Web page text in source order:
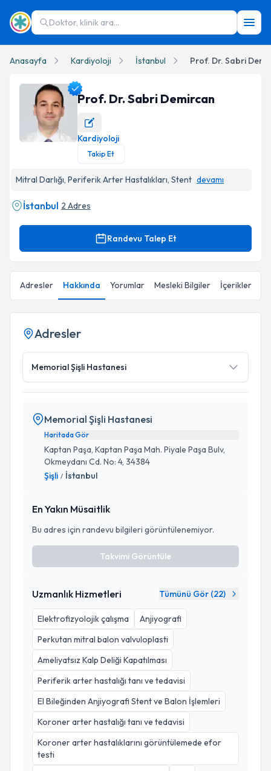
Doktor, klinik ara...
Anasayfa Kardiyoloji İstanbul Prof. Dr. Sabri
Prof. Dr. Sabri Demircan Profil Fotoğrafı
Prof. Dr. Sabri Demircan
Kardiyoloji
Takip Et
Mitral Darlığı, Periferik Arter Hastalıkları, Stent devamı
İstanbul 2 Adres
Randevu Talep Et
Adresler Hakkında Yorumlar Mesleki Bilgiler İçerikler
Adresler
Memorial Şişli Hastanesi
Memorial Şişli Hastanesi
Haritada Gör
Kaptan Paşa, Kaptan Paşa Mah. Piyale Paşa Bulv,
Okmeydanı Cd. No: 4, 34384
Şişli / İstanbul
En Yakın Müsaitlik
Bu adres için randevu bilgileri görüntülenemiyor.
Takvimi Görüntüle
Uzmanlık Hizmetleri Tümünü Gör (22)
Elektrofizyolojik çalışma
Anjiyografi
Perkutan mitral balon valvuloplasti
Ameliyatsız Kalp Deliği Kapatılması
Periferik arter hastalığı tanı ve tedavisi
El Bileğinden Anjiyografi Stent ve Balon İşlemleri
Koroner arter hastalığı tanı ve tedavisi
Koroner arter hastalıklarını görüntülemede efor
testi